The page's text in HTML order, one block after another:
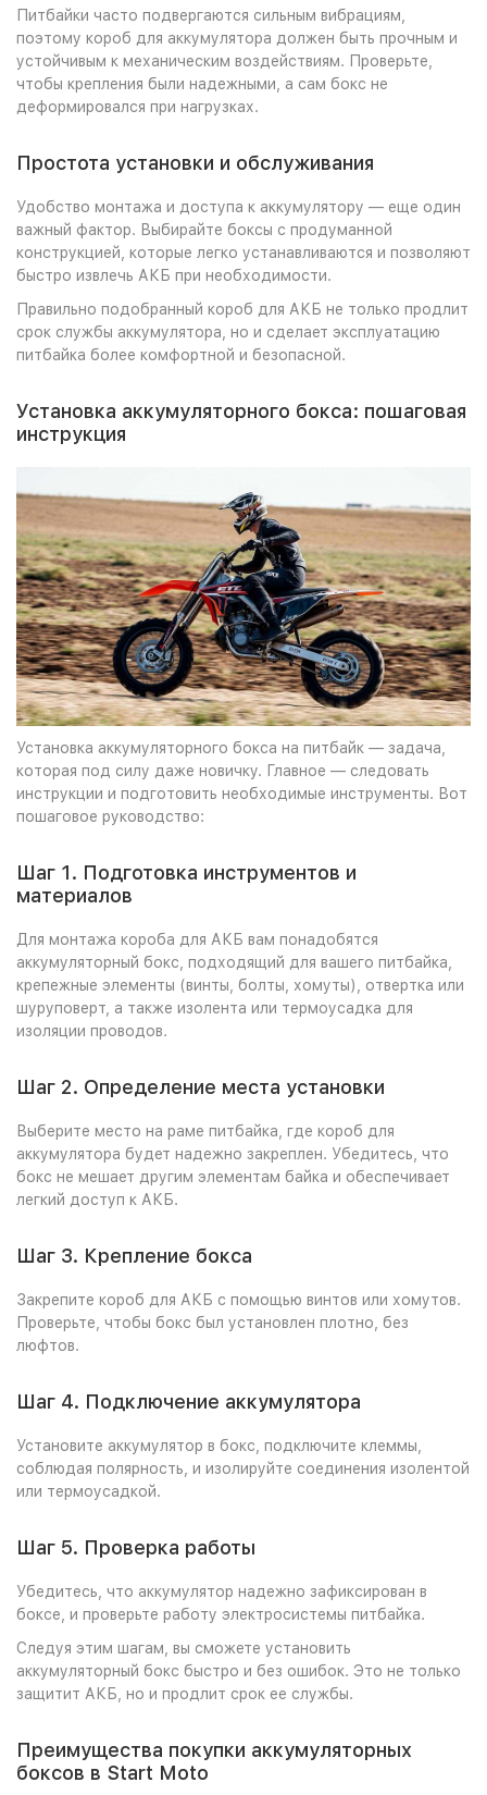
Питбайки часто подвергаются сильным вибрациям,
поэтому короб для аккумулятора должен быть прочным и
устойчивым к механическим воздействиям. Проверьте,
чтобы крепления были надежными, а сам бокс не
деформировался при нагрузках.
Простота установки и обслуживания
Удобство монтажа и доступа к аккумулятору — еще один
важный фактор. Выбирайте боксы с продуманной
конструкцией, которые легко устанавливаются и позволяют
быстро извлечь АКБ при необходимости.
Правильно подобранный короб для АКБ не только продлит
срок службы аккумулятора, но и сделает эксплуатацию
питбайка более комфортной и безопасной.
Установка аккумуляторного бокса: пошаговая
инструкция
Установка аккумуляторного бокса на питбайк — задача,
которая под силу даже новичку. Главное — следовать
инструкции и подготовить необходимые инструменты. Вот
пошаговое руководство:
Шаг 1. Подготовка инструментов и
материалов
Для монтажа короба для АКБ вам понадобятся
аккумуляторный бокс, подходящий для вашего питбайка,
крепежные элементы (винты, болты, хомуты), отвертка или
шуруповерт, а также изолента или термоусадка для
изоляции проводов.
Шаг 2. Определение места установки
Выберите место на раме питбайка, где короб для
аккумулятора будет надежно закреплен. Убедитесь, что
бокс не мешает другим элементам байка и обеспечивает
легкий доступ к АКБ.
Шаг 3. Крепление бокса
Закрепите короб для АКБ с помощью винтов или хомутов.
Проверьте, чтобы бокс был установлен плотно, без
люфтов.
Шаг 4. Подключение аккумулятора
Установите аккумулятор в бокс, подключите клеммы,
соблюдая полярность, и изолируйте соединения изолентой
или термоусадкой.
Шаг 5. Проверка работы
Убедитесь, что аккумулятор надежно зафиксирован в
боксе, и проверьте работу электросистемы питбайка.
Следуя этим шагам, вы сможете установить
аккумуляторный бокс быстро и без ошибок. Это не только
защитит АКБ, но и продлит срок ее службы.
Преимущества покупки аккумуляторных
боксов в Start Moto